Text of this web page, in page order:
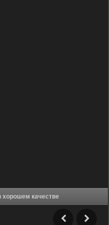
Мидори (1992) в хорошем качестве